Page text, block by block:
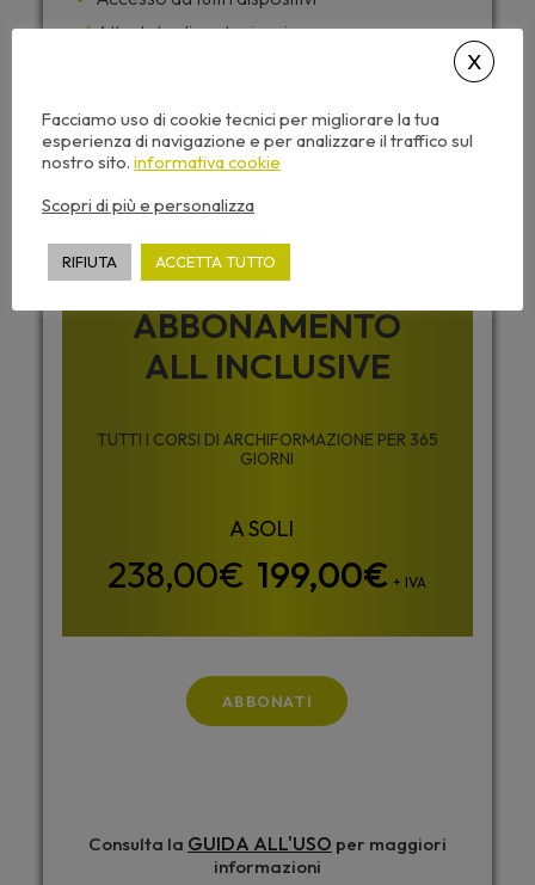
Attestato di partecipazione
Desideri accedere a tutti i corsi di
Archiformazione senza limiti ?
ABBONAMENTO
ALL INCLUSIVE
TUTTI I CORSI DI ARCHIFORMAZIONE PER 365
GIORNI
199,00€ + IVA
ABBONATI
Consulta la GUIDA ALL'USO per maggiori
informazioni
Facciamo uso di cookie tecnici per migliorare la tua
esperienza di navigazione e per analizzare il traffico sul
nostro sito. informativa cookie
Scopri di più e personalizza
RIFIUTA ACCETTA TUTTO